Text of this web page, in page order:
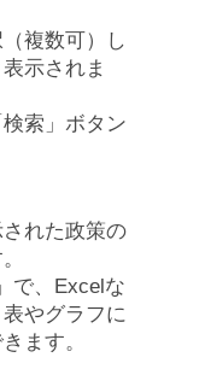
複数可）し
示されま
索」ボタン
れた政策の
で、Excelな
やグラフに
ます。